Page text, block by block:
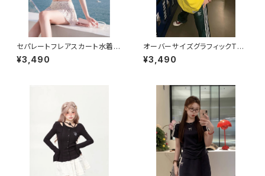
セパレートフレアスカート水着 1
013-230429003
¥3,490
オーバーサイズグラフィックTシ
ャツ 1013-240806005
¥3,490